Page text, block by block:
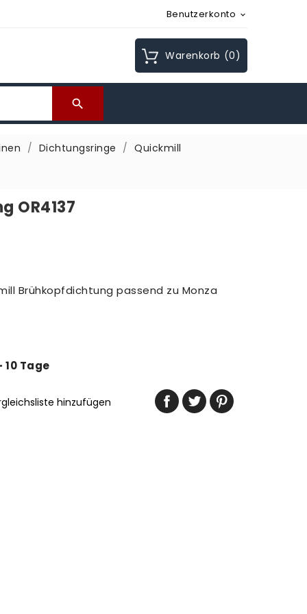
Benutzerkonto 
Warenkorb (0)

Dichtungsringe
Quickmill
OR4137
Brühkopfdichtung passend zu Monza
Tage
hinzufügen